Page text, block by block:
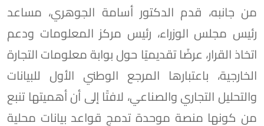
من جانبه، قدم الدكتور أسامة الجوهري، مساعد
رئيس مجلس الوزراء، رئيس مركز المعلومات ودعم
اتخاذ القرار، عرضًا تقديميًا حول بوابة معلومات التجارة
الخارجية، باعتبارها المرجع الوطني الأول للبيانات
والتحليل التجاري والصناعي، لافتًا إلى أن أهميتها تنبع
من كونها منصة موحدة تدمج قواعد بيانات محلية